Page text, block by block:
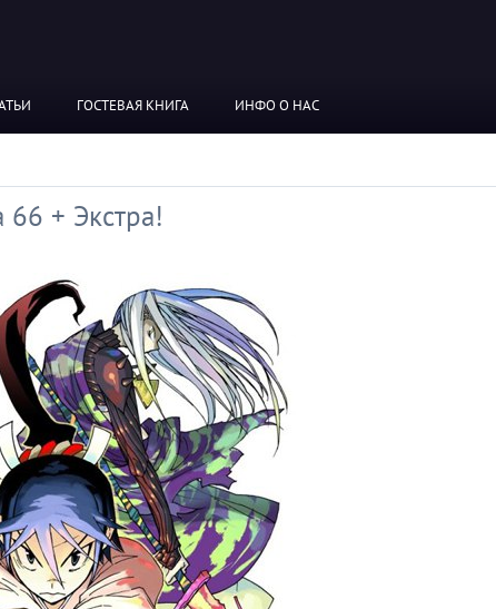
ГОСТЕВАЯ КНИГА ИНФО О НАС
66 + Экстра!